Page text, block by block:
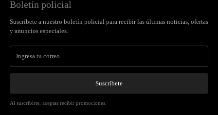
Boletín policial
Suscríbete a nuestro boletín policial para recibir las últimas noticias, ofertas
y anuncios especiales.
Suscríbete
Al suscribirte, aceptas recibir promociones.